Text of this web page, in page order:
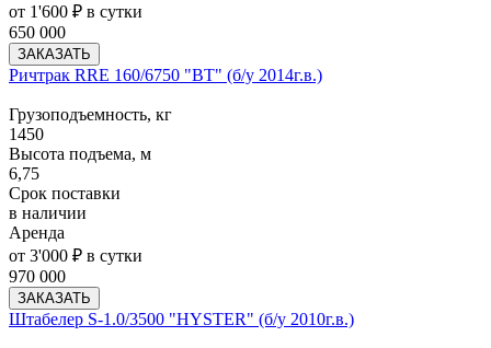
от 1'600 ₽ в сутки
650 000
ЗАКАЗАТЬ
Ричтрак RRE 160/6750 "BT" (б/у 2014г.в.)
Грузоподъемность, кг
1450
Высота подъема, м
6,75
Срок поставки
в наличии
Аренда
от 3'000 ₽ в сутки
970 000
ЗАКАЗАТЬ
Штабелер S-1.0/3500 "HYSTER" (б/у 2010г.в.)